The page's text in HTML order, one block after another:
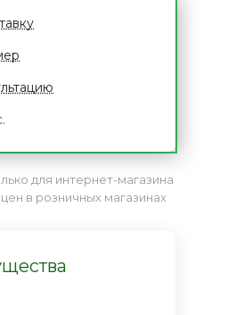
для интернет-магазина
в розничных магазинах